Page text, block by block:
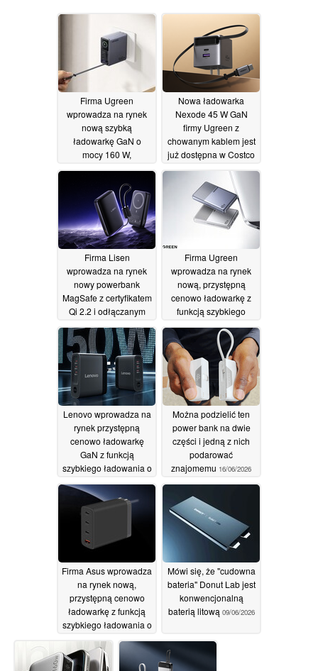
Firma Ugreen
wprowadza na rynek
nową szybką
ładowarkę GaN o
mocy 160 W,
wyposażoną w moduł
Wi-Fi, wbudowany
kabel oraz wyświetlacz
30/07/2026
Nowa ładowarka
Nexode 45 W GaN
firmy Ugreen z
chowanym kablem jest
już dostępna w Costco
08/07/2026
Firma Lisen
wprowadza na rynek
nowy powerbank
MagSafe z certyfikatem
Qi 2.2 i odłączanym
kablem02/07/2026
Firma Ugreen
wprowadza na rynek
nową, przystępną
cenowo ładowarkę z
funkcją szybkiego
ładowania o mocy 65
W i smukłą konstrukcją
20/06/2026
Lenovo wprowadza na
rynek przystępną
cenowo ładowarkę
GaN z funkcją
szybkiego ładowania o
mocy 150 W16/06/2026
Można podzielić ten
power bank na dwie
części i jedną z nich
podarować
znajomemu 16/06/2026
Firma Asus wprowadza
na rynek nową,
przystępną cenowo
ładowarkę z funkcją
szybkiego ładowania o
mocy 100 W i smukłą
obudową
15/06/2026
Mówi się, że "cudowna
bateria" Donut Lab jest
konwencjonalną
baterią litową 09/06/2026